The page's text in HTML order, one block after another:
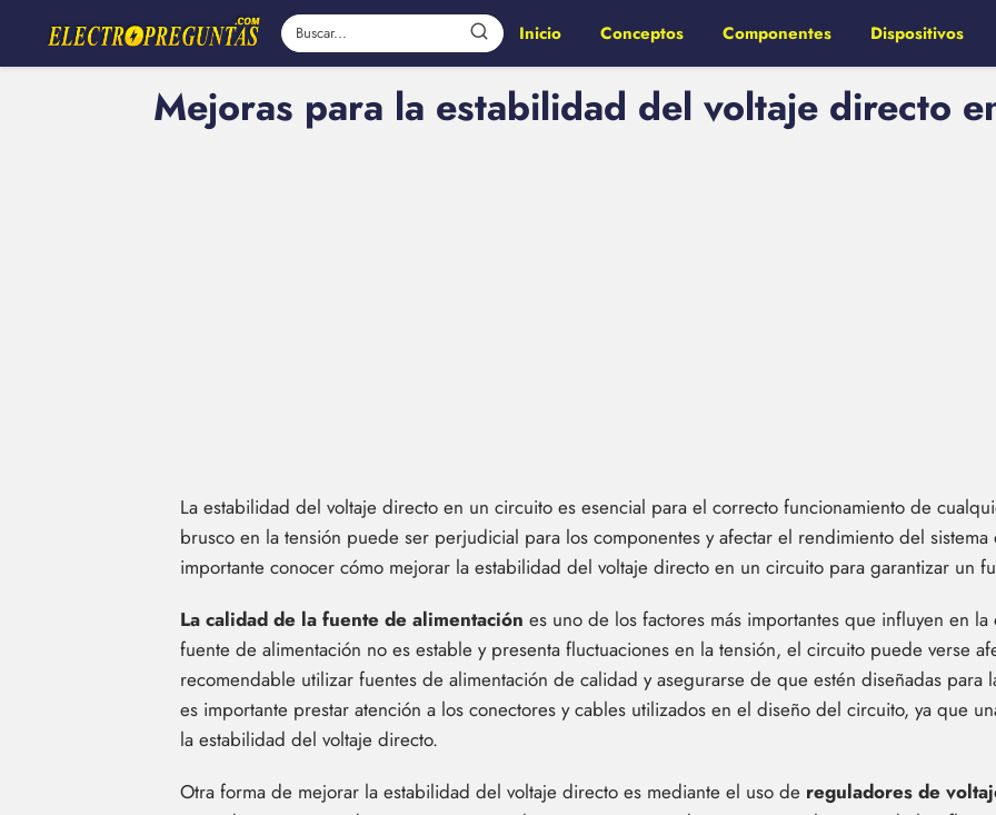
Inicio Conceptos Componentes Dispositivos
Mejoras para la estabilidad del voltaje directo
La estabilidad del voltaje directo en un circuito es esencial para el correcto funcionamiento de
brusco en la tensión puede ser perjudicial para los componentes y afectar el rendimiento del sistema
importante conocer cómo mejorar la estabilidad del voltaje directo en un circuito para garantizar un
La calidad de la fuente de alimentación es uno de los factores más importantes que influyen en
fuente de alimentación no es estable y presenta fluctuaciones en la tensión, el circuito puede verse
recomendable utilizar fuentes de alimentación de calidad y asegurarse de que estén diseñadas para
es importante prestar atención a los conectores y cables utilizados en el diseño del circuito, ya que
la estabilidad del voltaje directo.
Otra forma de mejorar la estabilidad del voltaje directo es mediante el uso de reguladores de